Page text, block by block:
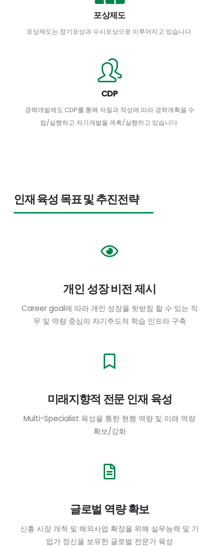
포상제도
포상제도는 정기포상과 수시포상으로 이루어지고 있습니다.
CDP
경력개발제도 CDP를 통해 자질과 적성에 따라 경력계획을 수
립/실행하고 자기개발을 계획/실행하고 있습니다.
인재 육성 목표 및 추진전략
개인 성장 비전 제시
Career goal에 따라 개인 성장을 뒷받침 할 수 있는 직
무 및 역량 중심의 자기주도적 학습 인프라 구축
미래지향적 전문 인재 육성
Multi-Specialist 육성을 통한 현행 역량 및 미래 역량
확보/강화
글로벌 역량 확보
신흥 시장 개척 및 해외사업 확장을 위해 실무능력 및 기
업가 정신을 보유한 글로벌 전문가 육성